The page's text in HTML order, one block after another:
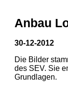
Anbau
30-12-2012
Die Bilder
des SEV. Sie
Grundlagen.